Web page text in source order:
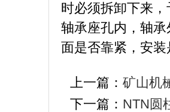
时必须拆卸下来
轴承座孔内，轴
面是否靠紧，安
上一篇： 矿山机
下一篇： NTN圆